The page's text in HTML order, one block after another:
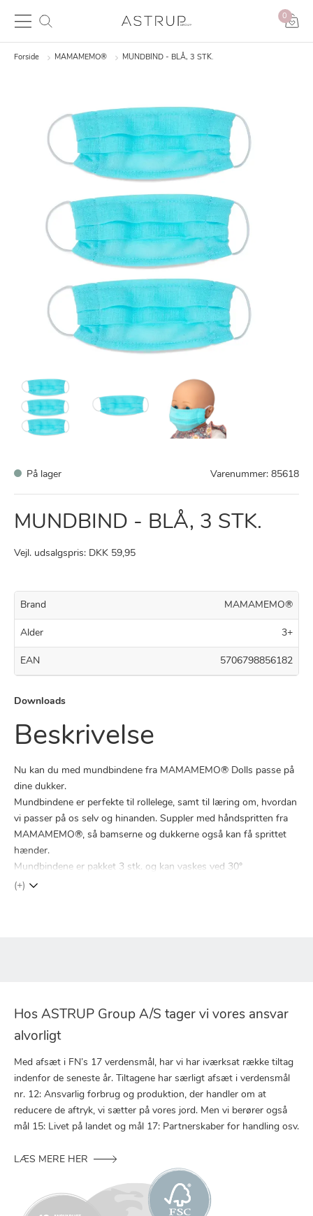
0
Forside MAMAMEMO® MUNDBIND - BLÅ, 3 STK.
På lager Varenummer: 85618
MUNDBIND - BLÅ, 3 STK.
Vejl. udsalgspris: DKK 59,95
Brand MAMAMEMO®
Alder 3+
EAN 5706798856182
Downloads
Beskrivelse
Nu kan du med mundbindene fra MAMAMEMO® Dolls passe på
dine dukker.
Mundbindene er perfekte til rollelege, samt til læring om, hvordan
vi passer på os selv og hinanden. Suppler med håndspritten fra
MAMAMEMO®, så bamserne og dukkerne også kan få sprittet
hænder.
Mundbindene er pakket 3 stk. og kan vaskes ved 30°
(+)
Hos ASTRUP Group A/S tager vi vores ansvar
alvorligt
Med afsæt i FN’s 17 verdensmål, har vi har iværksat række tiltag
indenfor de seneste år. Tiltagene har særligt afsæt i verdensmål
nr. 12: Ansvarlig forbrug og produktion, der handler om at
reducere de aftryk, vi sætter på vores jord. Men vi berører også
mål 15: Livet på landet og mål 17: Partnerskaber for handling osv.
LÆS MERE HER